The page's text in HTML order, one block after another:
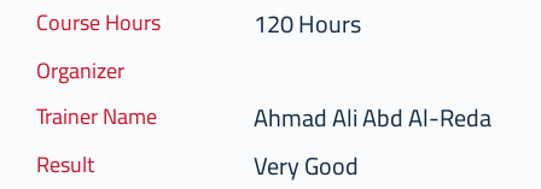
Course Hours 120 Hours
Organizer
Trainer Name
Ahmad Ali Abd Al-Reda
Result Very Good